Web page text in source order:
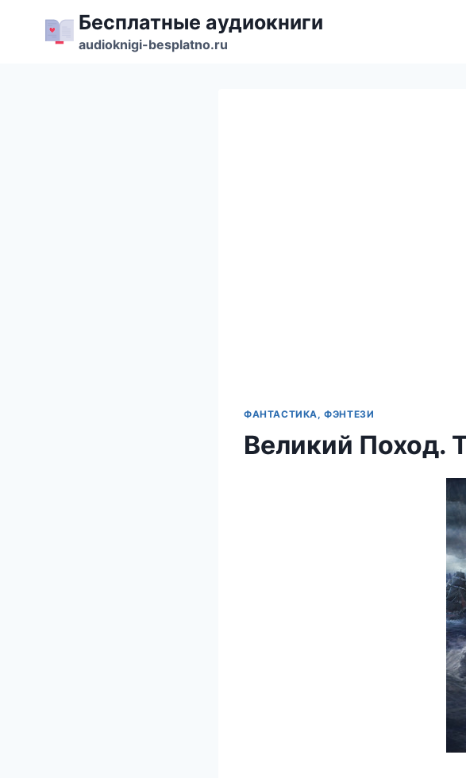
содержимому
Бесплатные аудиокниги
audioknigi-besplatno.ru
ФАНТАСТИКА, ФЭНТЕЗИ
Великий Поход.